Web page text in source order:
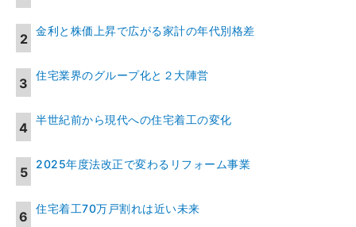
金利と株価上昇で広がる家計の年代別格差
住宅業界のグループ化と２大陣営
半世紀前から現代への住宅着工の変化
2025年度法改正で変わるリフォーム事業
住宅着工70万戸割れは近い未来